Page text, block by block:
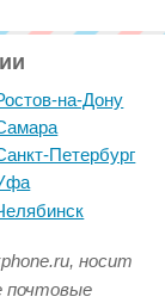
на-Дону
Петербург
носит
почтовые